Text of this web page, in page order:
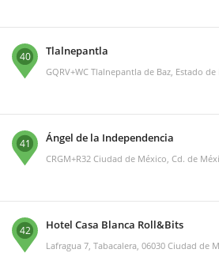
40 Tlalnepantla
GQRV+WC Tlalnepantla de Baz, Estado
41 Ángel de la Independencia
CRGM+R32 Ciudad de México, Cd. de
42 Hotel Casa Blanca Roll&Bits
Lafragua 7, Tabacalera, 06030 Ciudad de